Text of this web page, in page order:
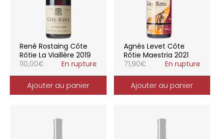
René Rostaing Côte
Rôtie La Viaillère 2019
110,00€ En rupture
Ajouter au panier
Agnès Levet Côte
Rôtie Maestria 2021
71,90€ En rupture
Ajouter au panier